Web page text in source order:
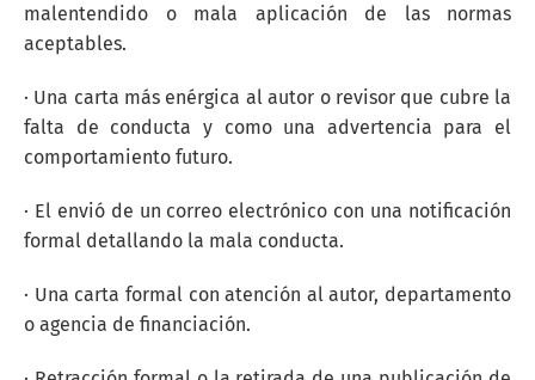
malentendido o mala aplicación de las normas
aceptables.
· Una carta más enérgica al autor o revisor que cubre la
falta de conducta y como una advertencia para el
comportamiento futuro.
· El envió de un correo electrónico con una notificación
formal detallando la mala conducta.
· Una carta formal con atención al autor, departamento
o agencia de financiación.